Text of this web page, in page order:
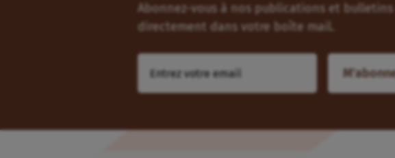
Abonnez-vous à nos publications et
directement dans votre boîte mail.